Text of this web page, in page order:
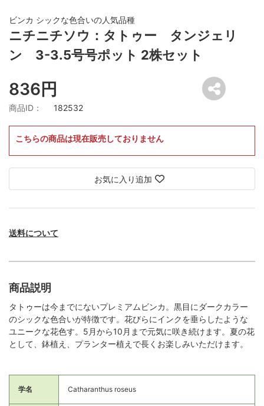
ビンカ シックな色合いの人気品種
ニチニチソウ：タトゥー タンジェリ
ン 3-3.5号号ポット 2株セット
836円
商品ID： 182532
こちらの商品は現在販売しておりません
お気に入り追加
送料について
商品説明
タトゥーは今までにないプレミアムビンカ。黒目にダークカラー
のシックな色合いが特徴です。花びらにインクを垂らしたような
ユニークな花色す。5月から10月まで元気に咲き続けます。夏の花
として、鉢植え、プランター植えで長くお楽しみいただけます。
学名 Catharanthus roseus